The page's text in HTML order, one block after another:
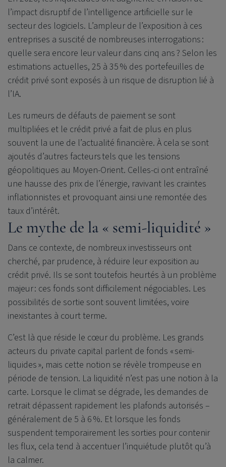
l’impact disruptif de l’intelligence artificielle sur le
secteur des logiciels. L’ampleur de l’exposition à ces
entreprises a suscité de nombreuses interrogations :
quelle sera encore leur valeur dans cinq ans ? Selon les
estimations actuelles, 25 à 35 % des portefeuilles de
crédit privé sont exposés à un risque de disruption lié à
l’IA.
Les rumeurs de défauts de paiement se sont
multipliées et le crédit privé a fait de plus en plus
souvent la une de l’actualité financière. À cela se sont
ajoutés d’autres facteurs tels que les tensions
géopolitiques au Moyen-Orient. Celles-ci ont entraîné
une hausse des prix de l’énergie, ravivant les craintes
inflationnistes et provoquant ainsi une remontée des
taux d’intérêt.
Le mythe de la « semi-liquidité »
Dans ce contexte, de nombreux investisseurs ont
cherché, par prudence, à réduire leur exposition au
crédit privé. Ils se sont toutefois heurtés à un problème
majeur : ces fonds sont difficilement négociables. Les
possibilités de sortie sont souvent limitées, voire
inexistantes à court terme.
C’est là que réside le cœur du problème. Les grands
acteurs du private capital parlent de fonds « semi-
liquides », mais cette notion se révèle trompeuse en
période de tension. La liquidité n’est pas une notion à la
carte. Lorsque le climat se dégrade, les demandes de
retrait dépassent rapidement les plafonds autorisés –
généralement de 5 à 6 %. Et lorsque les fonds
suspendent temporairement les sorties pour contenir
les flux, cela tend à accentuer l’inquiétude plutôt qu’à
la calmer.